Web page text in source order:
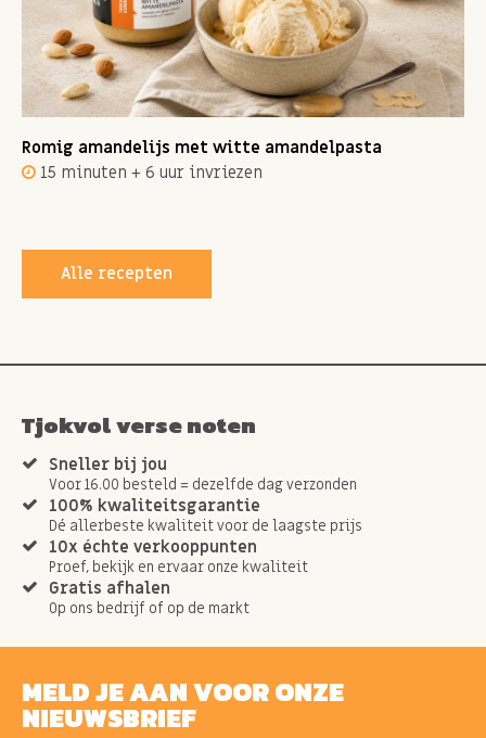
Romig amandelijs met witte amandelpasta
15 minuten + 6 uur invriezen
Alle recepten
Tjokvol verse noten
Sneller bij jou
Voor 16.00 besteld = dezelfde dag verzonden
100% kwaliteitsgarantie
Dé allerbeste kwaliteit voor de laagste prijs
10x échte verkooppunten
Proef, bekijk en ervaar onze kwaliteit
Gratis afhalen
Op ons bedrijf of op de markt
MELD JE AAN VOOR ONZE
NIEUWSBRIEF